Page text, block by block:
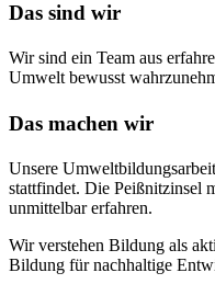
Das sind wir
Wir sind ein Team aus
Umwelt bewusst
Das machen wir
Unsere
stattfindet. Die Peißnitzinsel
unmittelbar erfahren.
Wir verstehen Bildung als
Bildung für nachhaltige